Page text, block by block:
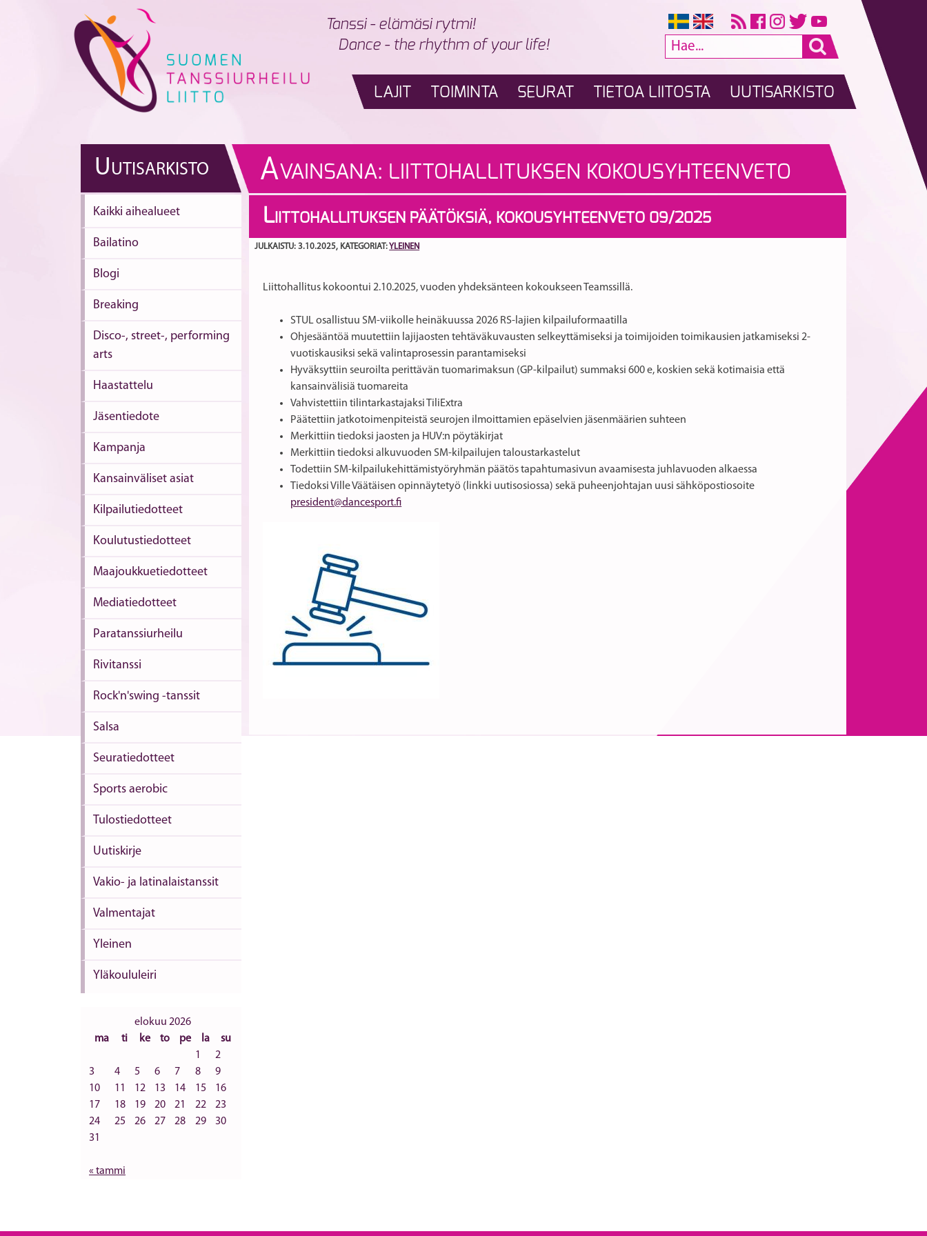
Tanssi - elämäsi rytmi!
Dance - the rhythm of your life!
LAJIT TOIMINTA SEURAT TIETOA LIITOSTA UUTISARKISTO
UUTISARKISTO
Kaikki aihealueet
Bailatino
Blogi
Breaking
Disco-, street-, performing
arts
Haastattelu
Jäsentiedote
Kampanja
Kansainväliset asiat
Kilpailutiedotteet
Koulutustiedotteet
Maajoukkuetiedotteet
Mediatiedotteet
Paratanssiurheilu
Rivitanssi
Rock'n'swing -tanssit
Salsa
Seuratiedotteet
Sports aerobic
Tulostiedotteet
Uutiskirje
Vakio- ja latinalaistanssit
Valmentajat
Yleinen
Yläkoululeiri
elokuu 2026
ma
ti ke to pe la
su
1
2
3
4 5 6 7 8
9
10
11 12 13 14 15
16
17
18 19 20 21 22
23
24
25 26 27 28 29
30
31
« tammi
AVAINSANA: LIITTOHALLITUKSEN KOKOUSYHTEENVETO
LIITTOHALLITUKSEN PÄÄTÖKSIÄ, KOKOUSYHTEENVETO 09/2025
JULKAISTU: 3.10.2025, KATEGORIAT:YLEINEN
Liittohallitus kokoontui 2.10.2025, vuoden yhdeksänteen kokoukseen Teamssillä.
STUL osallistuu SM-viikolle heinäkuussa 2026 RS-lajien kilpailuformaatilla
Ohjesääntöä muutettiin lajijaosten tehtäväkuvausten selkeyttämiseksi ja toimijoiden toimikausien jatkamiseksi 2-
vuotiskausiksi sekä valintaprosessin parantamiseksi
Hyväksyttiin seuroilta perittävän tuomarimaksun (GP-kilpailut) summaksi 600 e, koskien sekä kotimaisia että
kansainvälisiä tuomareita
Vahvistettiin tilintarkastajaksi TiliExtra
Päätettiin jatkotoimenpiteistä seurojen ilmoittamien epäselvien jäsenmäärien suhteen
Merkittiin tiedoksi jaosten ja HUV:n pöytäkirjat
Merkittiin tiedoksi alkuvuoden SM-kilpailujen taloustarkastelut
Todettiin SM-kilpailukehittämistyöryhmän päätös tapahtumasivun avaamisesta juhlavuoden alkaessa
Tiedoksi Ville Väätäisen opinnäytetyö (linkki uutisosiossa) sekä puheenjohtajan uusi sähköpostiosoite
president@dancesport.fi